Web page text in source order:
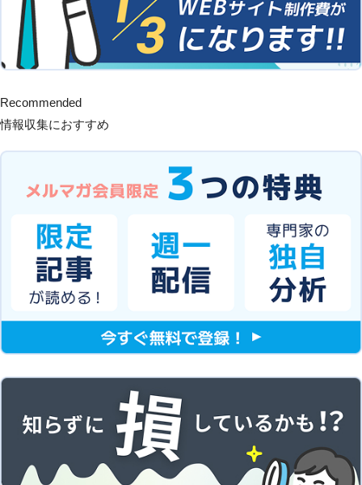
Recommended
情報収集におすすめ